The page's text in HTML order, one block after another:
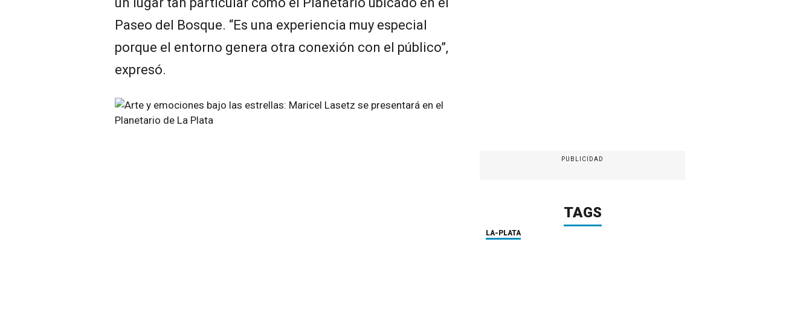
Paseo del Bosque. “Es una experiencia muy especial
porque el entorno genera otra conexión con el público”,
expresó.
PUBLICIDAD
TAGS
LA-PLATA